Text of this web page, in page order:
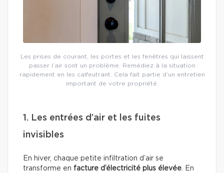
Les prises de courant, les portes et les fenêtres qui laissent
passer l’air sont un problème. Remédiez à la situation
rapidement en les calfeutrant. Cela fait partie d’un entretien
important de votre propriété.
1. Les entrées d’air et les fuites
invisibles
En hiver, chaque petite infiltration d’air se
transforme en facture d’électricité plus élevée. En